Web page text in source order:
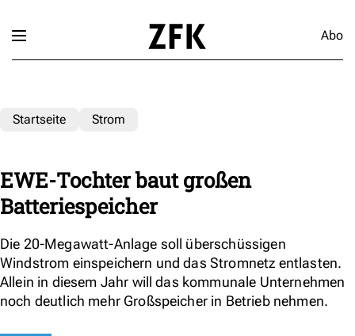
Abo
Startseite Strom
EWE-Tochter baut großen
Batteriespeicher
Die 20-Megawatt-Anlage soll überschüssigen
Windstrom einspeichern und das Stromnetz entlasten.
Allein in diesem Jahr will das kommunale Unternehmen
noch deutlich mehr Großspeicher in Betrieb nehmen.